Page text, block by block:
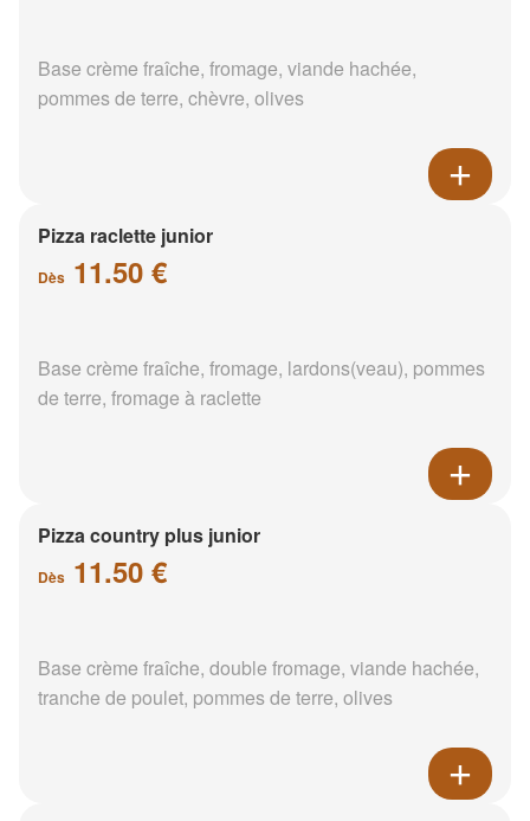
Base crème fraîche, fromage, viande hachée,
pommes de terre, chèvre, olives
Pizza raclette junior
Dès 11.50 €
Base crème fraîche, fromage, lardons(veau), pommes
de terre, fromage à raclette
Pizza country plus junior
Dès 11.50 €
Base crème fraîche, double fromage, viande hachée,
tranche de poulet, pommes de terre, olives